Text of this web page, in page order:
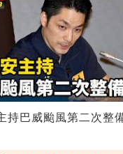
持巴威颱風第二次整